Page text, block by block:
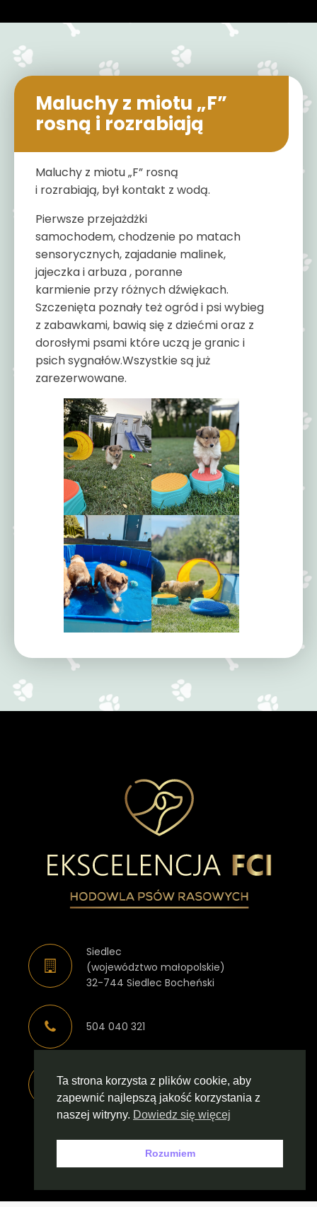
Maluchy z miotu „F”
rosną i rozrabiają
Maluchy z miotu „F” rosną
i rozrabiają, był kontakt z wodą.
Pierwsze przejażdżki
samochodem, chodzenie po matach
sensorycznych, zajadanie malinek,
jajeczka i arbuza , poranne
karmienie przy różnych dźwiękach.
Szczenięta poznały też ogród i psi wybieg
z zabawkami, bawią się z dziećmi oraz z
dorosłymi psami które uczą je granic i
psich sygnałów.Wszystkie są już
zarezerwowane.
Siedlec
(województwo małopolskie)
32-744 Siedlec Bocheński
504 040 321
magda.kita883@interia.pl
ekscelencjafci.pl
Ta strona korzysta z plików cookie, aby
zapewnić najlepszą jakość korzystania z
naszej witryny. Dowiedz się więcej
Rozumiem